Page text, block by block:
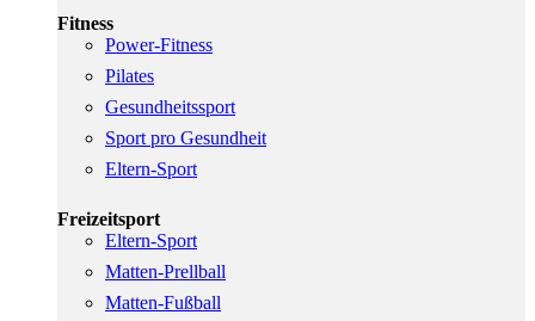
Fitness
Power-Fitness
Pilates
Gesundheitssport
Sport pro Gesundheit
Eltern-Sport
Freizeitsport
Eltern-Sport
Matten-Prellball
Matten-Fußball